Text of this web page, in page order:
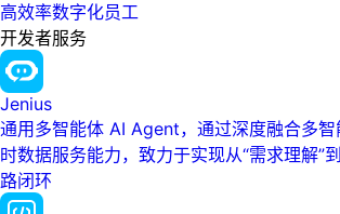
高效率数字化员工
开发者服务
Jenius
通用多智能体 AI Agent，通过深度融合多
时数据服务能力，致力于实现从“需求理解”
路闭环